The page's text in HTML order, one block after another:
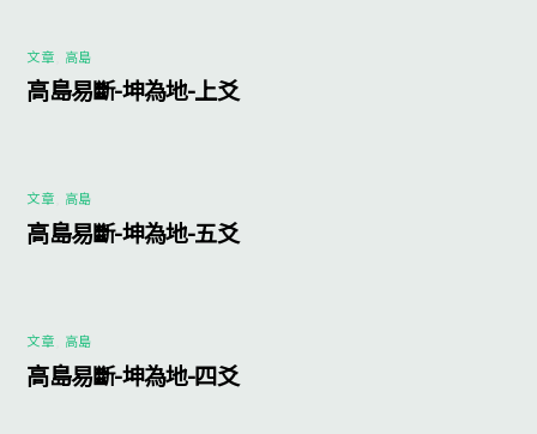
文章 高島
高島易斷-坤為地-上爻
文章 高島
高島易斷-坤為地-五爻
文章 高島
高島易斷-坤為地-四爻